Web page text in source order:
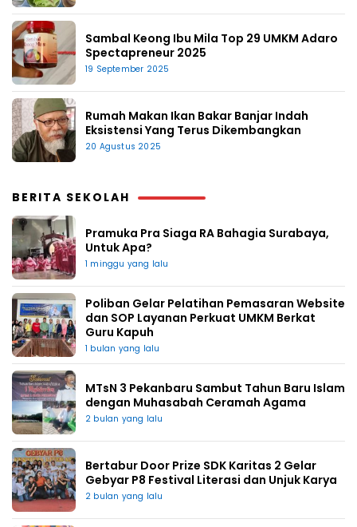
Sambal Keong Ibu Mila Top 29 UMKM Adaro
Spectapreneur 2025
19 September 2025
Rumah Makan Ikan Bakar Banjar Indah
Eksistensi Yang Terus Dikembangkan
20 Agustus 2025
BERITA SEKOLAH
Pramuka Pra Siaga RA Bahagia Surabaya,
Untuk Apa?
1 minggu yang lalu
Poliban Gelar Pelatihan Pemasaran Website
dan SOP Layanan Perkuat UMKM Berkat
Guru Kapuh
1 bulan yang lalu
MTsN 3 Pekanbaru Sambut Tahun Baru Islam
dengan Muhasabah Ceramah Agama
2 bulan yang lalu
Bertabur Door Prize SDK Karitas 2 Gelar
Gebyar P8 Festival Literasi dan Unjuk Karya
2 bulan yang lalu